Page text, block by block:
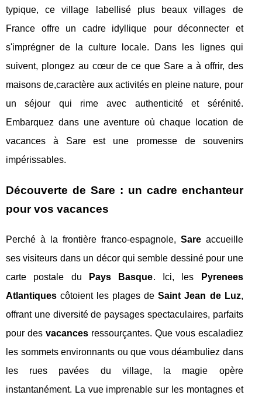
typique, ce village labellisé plus beaux villages de
France offre un cadre idyllique pour déconnecter et
s'imprégner de la culture locale. Dans les lignes qui
suivent, plongez au cœur de ce que Sare a à offrir, des
maisons de,caractère aux activités en pleine nature, pour
un séjour qui rime avec authenticité et sérénité.
Embarquez dans une aventure où chaque location de
vacances à Sare est une promesse de souvenirs
impérissables.
Découverte de Sare : un cadre enchanteur
pour vos vacances
Perché à la frontière franco-espagnole, Sareaccueille
ses visiteurs dans un décor qui semble dessiné pour une
carte postale du
Pays Basque. Ici, les
Pyrenees
Atlantiques côtoient les plages deSaint Jean de Luz,
offrant une diversité de paysages spectaculaires, parfaits
pour des vacancesressourçantes. Que vous escaladiez
les sommets environnants ou que vous déambuliez dans
les rues pavées du village, la magie opère
instantanément. La vue imprenable sur les montagnes et